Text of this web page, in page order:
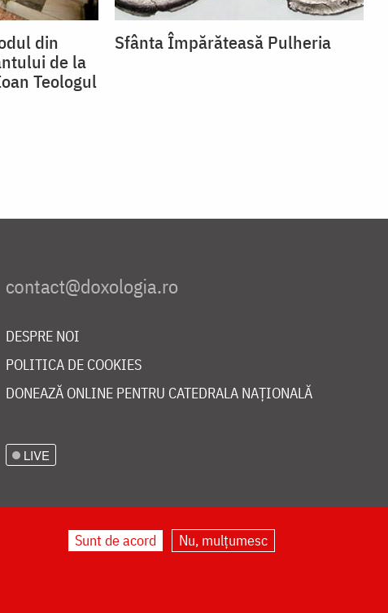
din
de la
Teologul
Sfânta Împărăteasă Pulheria
DESPRE NOI
POLITICA DE COOKIES
DONEAZĂ ONLINE PENTRU CATEDRALA NAȚIONALĂ
LIVE
Sunt de acord Nu, mulțumesc